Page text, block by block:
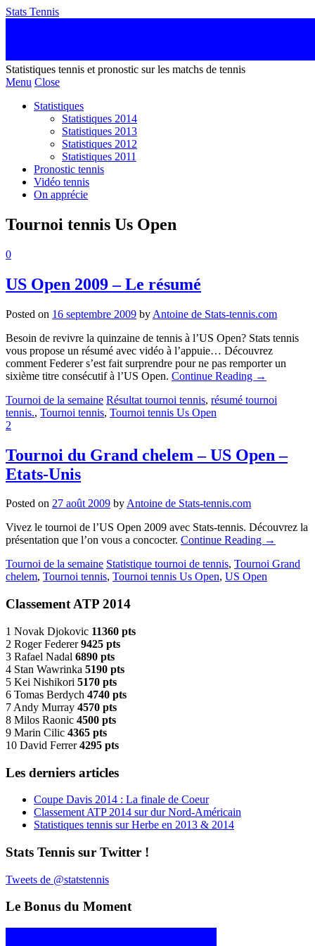
Stats Tennis
Statistiques tennis et pronostic sur les matchs de tennis
Menu Close
Statistiques
Statistiques 2014
Statistiques 2013
Statistiques 2012
Statistiques 2011
Pronostic tennis
Vidéo tennis
On apprécie
Tournoi tennis Us Open
0
US Open 2009 – Le résumé
Posted on 16 septembre 2009 by Antoine de Stats-tennis.com
Besoin de revivre la quinzaine de tennis à l’US Open? Stats tennis
vous propose un résumé avec vidéo à l’appuie… Découvrez
comment Federer s’est fait surprendre pour ne pas remporter un
sixième titre consécutif à l’US Open. Continue Reading →
Tournoi de la semaine Résultat tournoi tennis, résumé tournoi
tennis., Tournoi tennis, Tournoi tennis Us Open
2
Tournoi du Grand chelem – US Open –
Etats-Unis
Posted on 27 août 2009 byAntoine de Stats-tennis.com
Vivez le tournoi de l’US Open 2009 avec Stats-tennis. Découvrez la
présentation que l’on vous a concocter. Continue Reading →
Tournoi de la semaine Statistique tournoi de tennis, Tournoi Grand
chelem, Tournoi tennis, Tournoi tennis Us Open, US Open
Classement ATP 2014
1 Novak Djokovic 11360 pts
2 Roger Federer9425 pts
3 Rafael Nadal 6890 pts
4 Stan Wawrinka 5190 pts
5 Kei Nishikori 5170 pts
6 Tomas Berdych 4740 pts
7 Andy Murray 4570 pts
8 Milos Raonic 4500 pts
9 Marin Cilic 4365 pts
10 David Ferrer4295 pts
Les derniers articles
Coupe Davis 2014 : La finale de Coeur
Classement ATP 2014 sur dur Nord-Américain
Statistiques tennis sur Herbe en 2013 & 2014
Stats Tennis sur Twitter !
Tweets de @statstennis
Le Bonus du Moment